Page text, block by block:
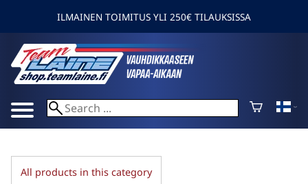
ILMAINEN TOIMITUS YLI 250€ TILAUKSISSA
All products in this category